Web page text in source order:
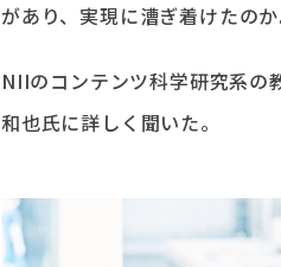
があり、実現に漕ぎ着けたの
NIIのコンテンツ科学研究系の
和也氏に詳しく聞いた。